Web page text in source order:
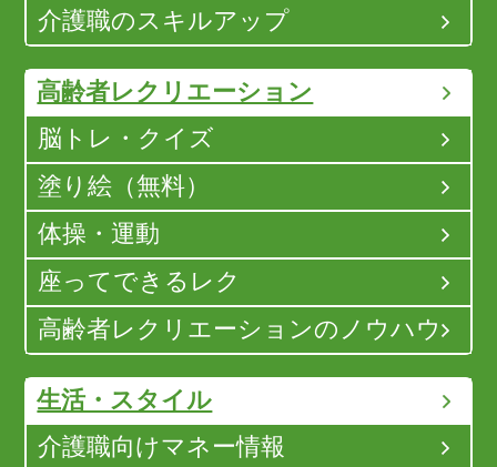
介護職のスキルアップ
高齢者レクリエーション
脳トレ・クイズ
塗り絵（無料）
体操・運動
座ってできるレク
高齢者レクリエーションのノウハウ
生活・スタイル
介護職向けマネー情報